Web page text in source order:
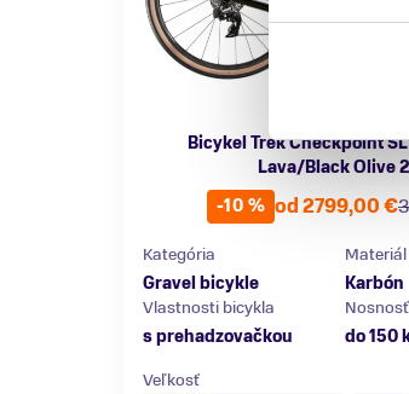
Bicykel Trek Checkpoint SL
Lava/Black Olive
-10 % od 2799,00 €
Kategória
Gravel bicykle
Karbón
Vlastnosti bicykla
s prehadzovačkou
Nosnosť
do 150
Veľkosť